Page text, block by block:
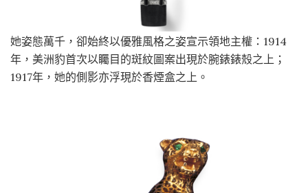
她姿態萬千，卻始終以優雅風格之姿宣示領地主權：1914
年，美洲豹首次以矚目的斑紋圖案出現於腕錶錶殼之上；
1917年，她的側影亦浮現於香煙盒之上。